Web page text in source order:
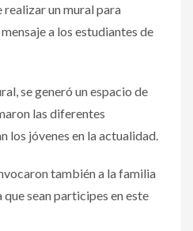
realizar un mural para
a los estudiantes de
se generó un espacio de
las diferentes
los jóvenes en la actualidad.
también a la familia
sean participes en este